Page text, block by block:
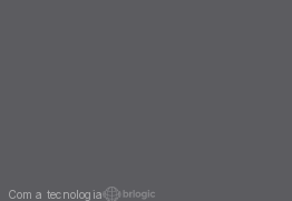
Com a tecnologia